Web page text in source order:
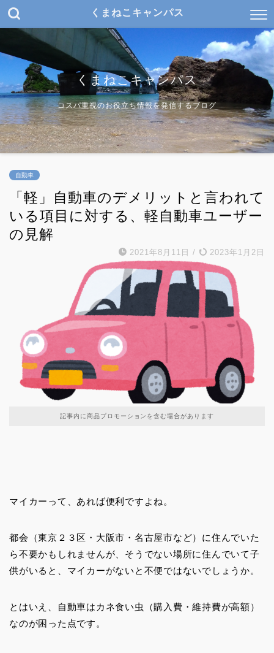
くまねこキャンパス
くまねこキャンパス
コスパ重視のお役立ち情報を発信するブログ
自動車
「軽」自動車のデメリットと言われて
いる項目に対する、軽自動車ユーザー
の見解
2021年8月11日 / 2023年1月2日
記事内に商品プロモーションを含む場合があります
マイカーって、あれば便利ですよね。
都会（東京２３区・大阪市・名古屋市など）に住んでいた
ら不要かもしれませんが、そうでない場所に住んでいて子
供がいると、マイカーがないと不便ではないでしょうか。
とはいえ、自動車はカネ食い虫（購入費・維持費が高額）
なのが困った点です。